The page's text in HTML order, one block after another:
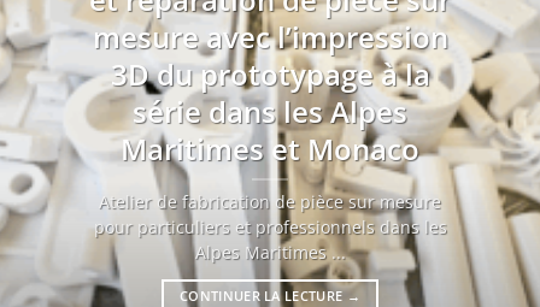
mesure avec l’impression
3D du prototypage à la
série dans les Alpes
Maritimes et Monaco
Atelier de fabrication de pièce sur mesure
pour particuliers et professionnels dans les
Alpes Maritimes ...
CONTINUER LA LECTURE →